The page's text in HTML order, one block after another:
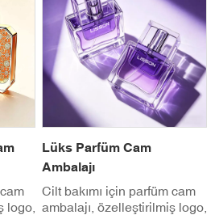
✓
logo,
Lüks Parfüm Cam
Ambalajı
Cilt bakımı için parfüm cam
ambalajı, özelleştirilmiş logo,